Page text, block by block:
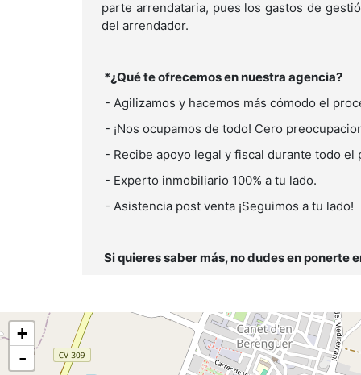
parte arrendataria, pues los gastos de
del arrendador.
*¿Qué te ofrecemos en nuestra agencia?
- Agilizamos y hacemos más cómodo el
- ¡Nos ocupamos de todo! Cero
- Recibe apoyo legal y fiscal durante todo el
- Experto inmobiliario 100% a tu lado.
- Asistencia post venta ¡Seguimos a tu lado!
Si quieres saber más, no dudes en ponerte
+
-